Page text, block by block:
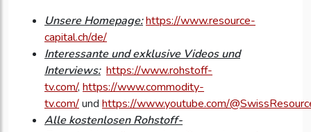
Unsere Homepage:https://www.resource-
capital.ch/de/
Interessante und exklusive Videos und
Interviews: https://www.rohstoff-
tv.com/, https://www.commodity-
tv.com/und https://www.youtube.com/
Alle kostenlosen Rohstoff-